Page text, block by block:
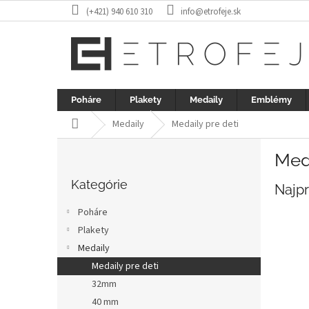
na
(+421) 940 610 310 info@etrofeje.sk
Poháre Plakety Medaily Emblémy
DomovMedaily Medaily pre deti
kategórie
Kategórie
Poháre
Plakety
Medaily
Medaily pre deti
32mm
40 mm